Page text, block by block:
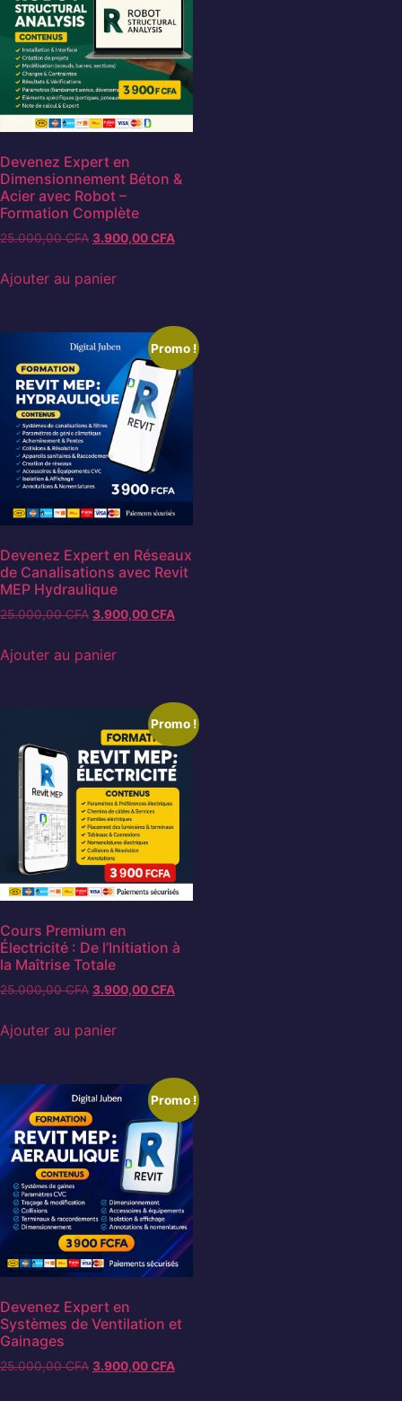
Devenez Expert en
Dimensionnement Béton &
Acier avec Robot –
Formation Complète
25.000,00CFA 3.900,00CFA
Ajouter au panier
Promo !
Devenez Expert en Réseaux
de Canalisations avec Revit
MEP Hydraulique
25.000,00CFA 3.900,00CFA
Ajouter au panier
Promo !
Cours Premium en
Électricité : De l’Initiation à
la Maîtrise Totale
25.000,00CFA 3.900,00CFA
Ajouter au panier
Promo !
Devenez Expert en
Systèmes de Ventilation et
Gainages
25.000,00CFA 3.900,00CFA